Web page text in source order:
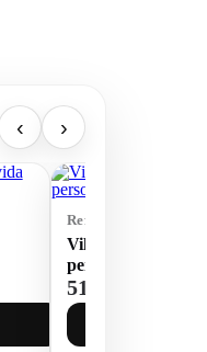
‹ ›
Ref: 75242 Costa
Villa con gran
personas
510 000€